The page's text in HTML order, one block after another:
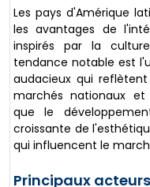
Les pays d'Amérique
les avantages de
inspirés par la
tendance notable est
audacieux qui
marchés nationaux et
que le
croissante de
qui influencent le
Principaux